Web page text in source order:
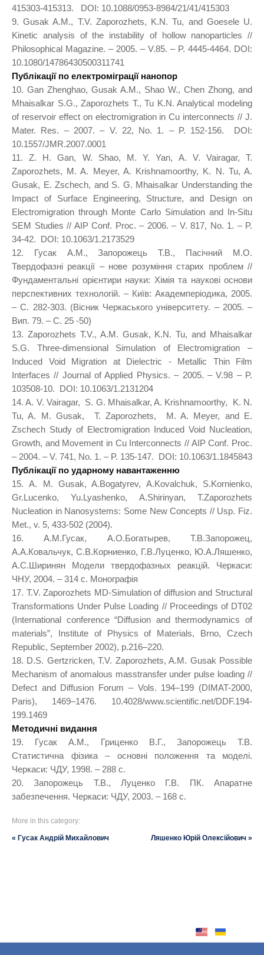
415303-415313. DOI: 10.1088/0953-8984/21/41/415303
9. Gusak A.M., T.V. Zaporozhets, K.N. Tu, and Goesele U.
Kinetic analysis of the instability of hollow nanoparticles //
Philosophical Magazine. – 2005. – V.85. – P. 4445-4464. DOI:
10.1080/14786430500311741
Публікації по електроміграції нанопор
10. Gan Zhenghao, Gusak A.M., Shao W., Chen Zhong, and
Mhaisalkar S.G., Zaporozhets T., Tu K.N. Analytical modeling
of reservoir effect on electromigration in Cu interconnects // J.
Mater. Res. – 2007. – V. 22, No. 1. – P. 152-156. DOI:
10.1557/JMR.2007.0001
11. Z. H. Gan, W. Shao, M. Y. Yan, A. V. Vairagar, T.
Zaporozhets, M. A. Meyer, A. Krishnamoorthy, K. N. Tu, A.
Gusak, E. Zschech, and S. G. Mhaisalkar Understanding the
Impact of Surface Engineering, Structure, and Design on
Electromigration through Monte Carlo Simulation and In-Situ
SEM Studies // AIP Conf. Proc. – 2006. – V. 817, No. 1. – P.
34-42. DOI: 10.1063/1.2173529
12. Гусак А.М., Запорожець Т.В., Пасічний М.О.
Твердофазні реакції – нове розуміння старих проблем //
Фундаментальні орієнтири науки: Хімія та наукові основи
перспективних технологій. – Київ: Академперіодика, 2005.
– С. 282-303. (Вісник Черкаського університету. – 2005. –
Вип. 79. – С. 25 -50)
13. Zaporozhets T.V., A.M. Gusak, K.N. Tu, and Mhaisalkar
S.G. Three-dimensional Simulation of Electromigration –
Induced Void Migration at Dielectric - Metallic Thin Film
Interfaces // Journal of Applied Physics. – 2005. – V.98 – P.
103508-10. DOI: 10.1063/1.2131204
14. A. V. Vairagar, S. G. Mhaisalkar, A. Krishnamoorthy, K. N.
Tu, A. M. Gusak, T. Zaporozhets, M. A. Meyer, and E.
Zschech Study of Electromigration Induced Void Nucleation,
Growth, and Movement in Cu Interconnects // AIP Conf. Proc.
– 2004. – V. 741, No. 1. – P. 135-147. DOI: 10.1063/1.1845843
Публікації по ударному навантаженню
15. A. M. Gusak, A.Bogatyrev, A.Kovalchuk, S.Kornienko,
Gr.Lucenko, Yu.Lyashenko, A.Shirinyan, T.Zaporozhets
Nucleation in Nanosystems: Some New Concepts // Usp. Fiz.
Met., v. 5, 433-502 (2004).
16. А.М.Гусак, А.О.Богатырев, Т.В.Запорожец,
А.А.Ковальчук, С.В.Корниенко, Г.В.Луценко, Ю.А.Ляшенко,
А.С.Ширинян Модели твердофазных реакцій. Черкаси:
ЧНУ, 2004. – 314 с. Монографія
17. T.V. Zaporozhets MD-Simulation of diffusion and Structural
Transformations Under Pulse Loading // Proceedings of DT02
(International conference “Diffusion and thermodynamics of
materials”, Institute of Physics of Materials, Brno, Czech
Republic, September 2002), p.216–220.
18. D.S. Gertzricken, T.V. Zaporozhets, A.M. Gusak Possible
Mechanism of anomalous masstransfer under pulse loading //
Defect and Diffusion Forum – Vols. 194–199 (DIMAT-2000,
Paris), 1469–1476. 10.4028/www.scientific.net/DDF.194-
199.1469
Методичні видання
19. Гусак А.М., Гриценко В.Г., Запорожець Т.В.
Статистична фізика – основні положення та моделі.
Черкаси: ЧДУ, 1998. – 288 с.
20. Запорожець Т.В., Луценко Г.В. ПК. Апаратне
забезпечення. Черкаси: ЧДУ, 2003. – 168 с.
More in this category:
« Гусак Андрій Михайлович Ляшенко Юрій Олексійович »